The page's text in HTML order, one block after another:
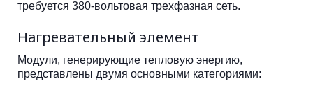
требуется 380-вольтовая трехфазная сеть.
Нагревательный элемент
Модули, генерирующие тепловую энергию,
представлены двумя основными категориями: